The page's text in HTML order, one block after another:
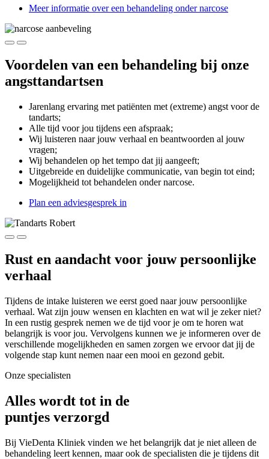
Meer informatie over een behandeling onder narcose
Voordelen van een behandeling bij onze
angsttandartsen
Jarenlang ervaring met patiënten met (extreme) angst voor de
tandarts;
Alle tijd voor jou tijdens een afspraak;
Wij luisteren naar jouw verhaal en beantwoorden al jouw
vragen;
Wij behandelen op het tempo dat jij aangeeft;
Uitgebreide en duidelijke communicatie, van begin tot eind;
Mogelijkheid tot behandelen onder narcose.
Plan een adviesgesprek in
Rust en aandacht voor jouw persoonlijke
verhaal
Tijdens de intake luisteren we eerst goed naar jouw persoonlijke
verhaal. Wat zijn jouw wensen en klachten en wat wil je zeker niet?
In een rustig gesprek nemen we de tijd voor je om te horen wat
belangrijk is voor jou. Vervolgens kunnen we je informeren over de
verschillende mogelijkheden en samen zorgen we ervoor dat jij de
volgende stap kunt nemen naar een mooi en gezond gebit.
Onze specialisten
Alles wordt tot in de
puntjes verzorgd
Bij VieDenta Kliniek vinden we het belangrijk dat je niet alleen de
behandeling leert kennen, maar ook de specialisten die je tijdens dit